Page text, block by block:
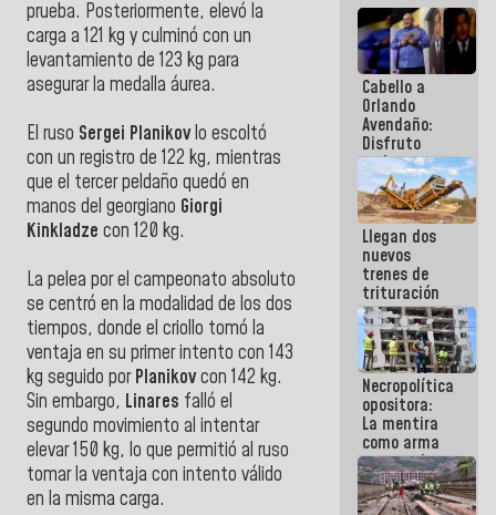
prueba. Posteriormente, elevó la
carga a 121 kg y culminó con un
levantamiento de 123 kg para
asegurar la medalla áurea.
El ruso Sergei Planikovlo escoltó
con un registro de 122 kg, mientras
que el tercer peldaño quedó en
manos del georgiano Giorgi
Kinkladze con 120 kg.
La pelea por el campeonato absoluto
se centró en la modalidad de los dos
tiempos, donde el criollo tomó la
ventaja en su primer intento con 143
kg seguido porPlanikovcon 142 kg.
Sin embargo, Linares falló el
segundo movimiento al intentar
elevar 150 kg, lo que permitió al ruso
tomar la ventaja con intento válido
en la misma carga.
Cabello a
Orlando
Avendaño:
Disfruto
cada vez
que escribes
porque lo
que haces
es
embarrarla
Llegan dos
nuevos
trenes de
trituración
para
optimizar
manejo de
escombros
en La Guaira
Necropolítica
opositora:
La mentira
como arma
contra el
Pueblo